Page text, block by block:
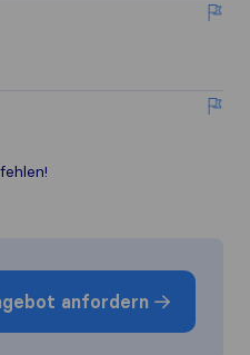
anfordern